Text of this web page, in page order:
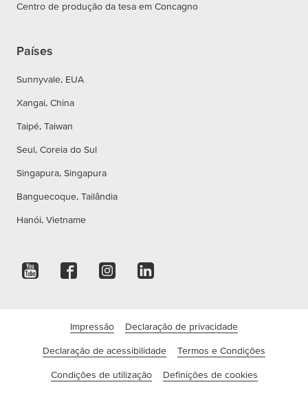
Centro de produção da tesa em Concagno
Países
Sunnyvale, EUA
Xangai, China
Taipé, Taiwan
Seul, Coreia do Sul
Singapura, Singapura
Banguecoque, Tailândia
Hanói, Vietname
Impressão Declaração de privacidade
Declaração de acessibilidade Termos e Condições
Condições de utilização Definições de cookies